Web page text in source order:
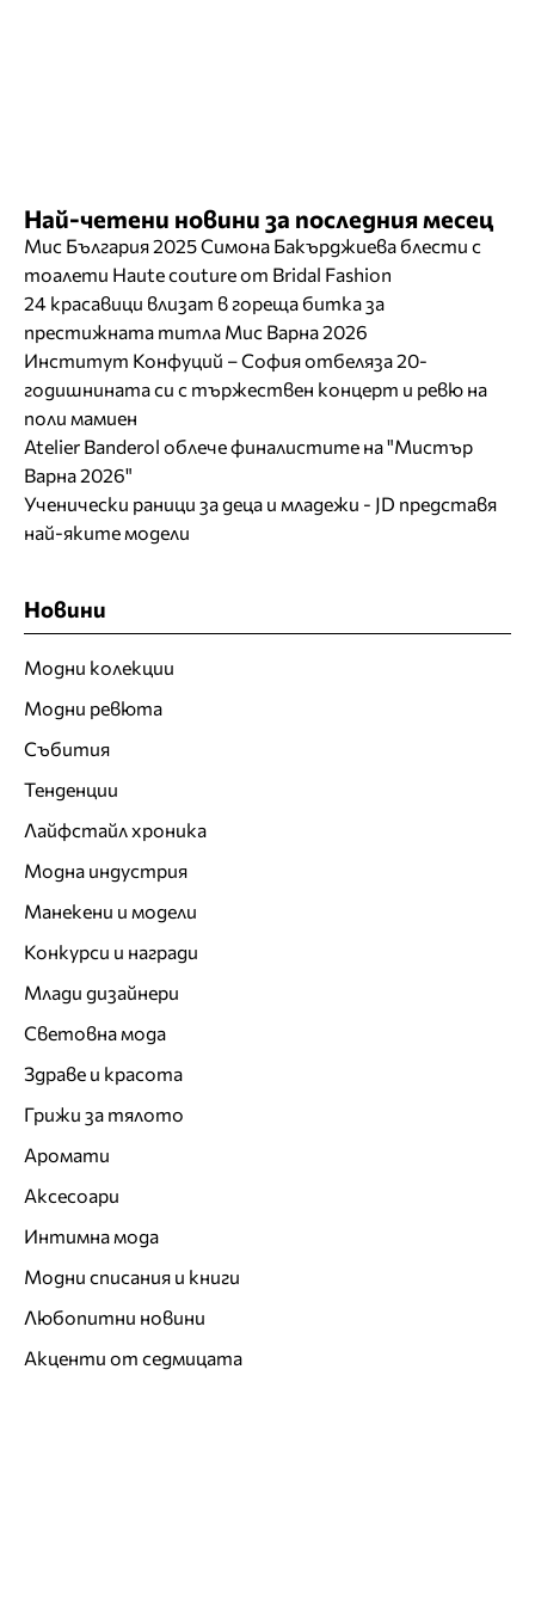
Най-четени новини за последния месец
Мис България 2025 Симона Бакърджиева блести с
тоалети Haute couture от Bridal Fashion
24 красавици влизат в гореща битка за
престижната титла Мис Варна 2026
Институт Конфуций – София отбеляза 20-
годишнината си с тържествен концерт и ревю на
поли мамиен
Atelier Banderol облече финалистите на "Мистър
Варна 2026"
Ученически раници за деца и младежи - JD представя
най-яките модели
Новини
Модни колекции
Модни ревюта
Събития
Тенденции
Лайфстайл хроника
Модна индустрия
Манекени и модели
Конкурси и награди
Млади дизайнери
Световна мода
Здраве и красота
Грижи за тялото
Аромати
Аксесоари
Интимна мода
Модни списания и книги
Любопитни новини
Акценти от седмицата